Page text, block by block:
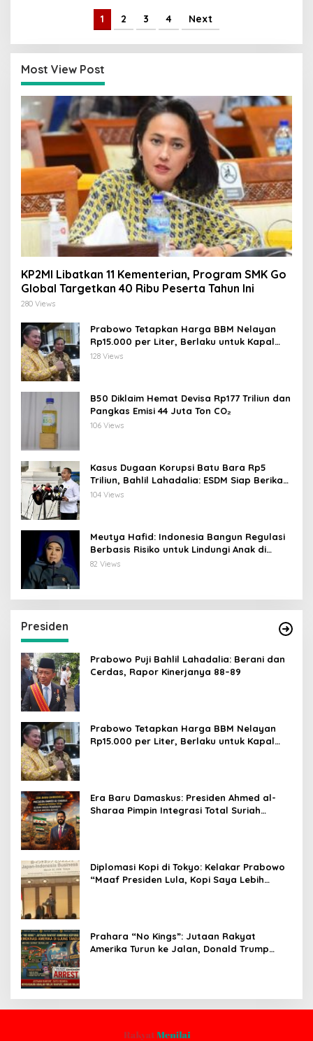
1 2 3 4 Next
Most View Post
KP2MI Libatkan 11 Kementerian, Program SMK Go
Global Targetkan 40 Ribu Peserta Tahun Ini
280 Views
Prabowo Tetapkan Harga BBM Nelayan
Rp15.000 per Liter, Berlaku untuk Kapal
30-200 GT
128 Views
B50 Diklaim Hemat Devisa Rp177 Triliun dan
Pangkas Emisi 44 Juta Ton CO₂
106 Views
Kasus Dugaan Korupsi Batu Bara Rp5
Triliun, Bahlil Lahadalia: ESDM Siap Berikan
Data
104 Views
Meutya Hafid: Indonesia Bangun Regulasi
Berbasis Risiko untuk Lindungi Anak di
Dunia Digital
82 Views
Presiden
Prabowo Puji Bahlil Lahadalia: Berani dan
Cerdas, Rapor Kinerjanya 88–89
Prabowo Tetapkan Harga BBM Nelayan
Rp15.000 per Liter, Berlaku untuk Kapal
Era Baru Damaskus: Presiden Ahmed al-
Sharaa Pimpin Integrasi Total Suriah
Diplomasi Kopi di Tokyo: Kelakar Prabowo
“Maaf Presiden Lula, Kopi Saya Lebih
Prahara “No Kings”: Jutaan Rakyat
Amerika Turun ke Jalan, Donald Trump